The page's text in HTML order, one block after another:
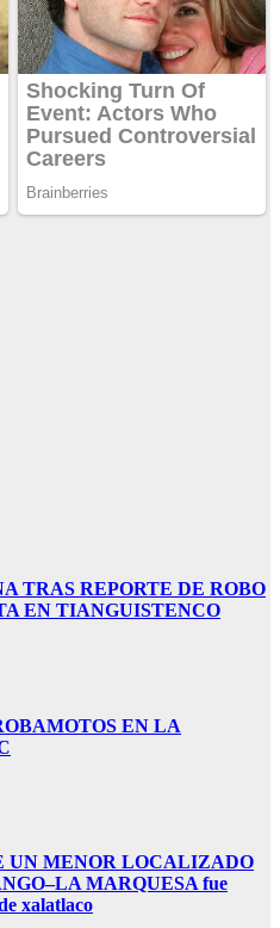
TRAS REPORTE DE ROBO
EN TIANGUISTENCO
EN LA
UN MENOR LOCALIZADO
MARQUESA fue
xalatlaco